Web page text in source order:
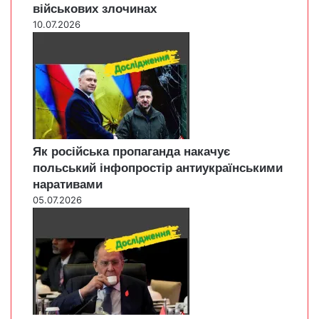
військових злочинах
10.07.2026
Як російська пропаганда накачує
польський інфопростір антиукраїнськими
наративами
05.07.2026